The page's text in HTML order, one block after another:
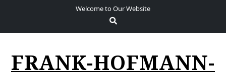
Welcome to Our Website
FRANK-HOFMANN-